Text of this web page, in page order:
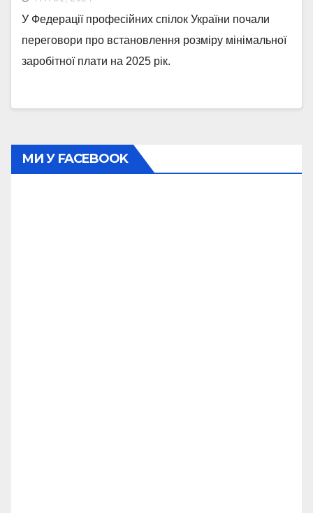
У Федерації професійних спілок України почали
переговори про встановлення розміру мінімальної
заробітної плати на 2025 рік.
МИ У FACEBOOK